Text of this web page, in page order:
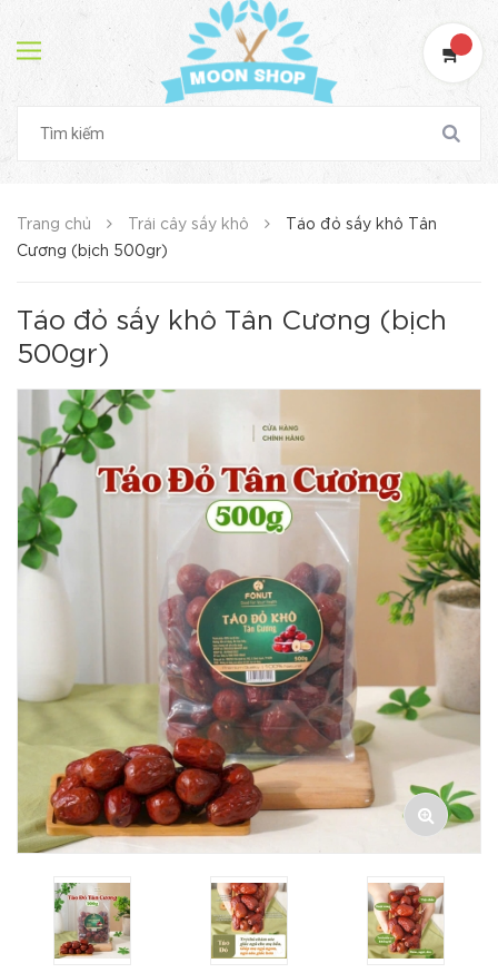
Trang chủ Trái cây sấy khô
Táo đỏ sấy khô Tân
Cương (bịch 500gr)
Táo đỏ sấy khô Tân Cương (bịch
500gr)